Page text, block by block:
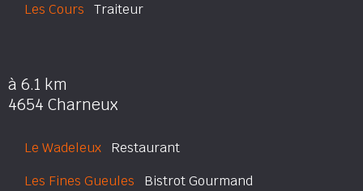
Les Cours Traiteur
à 6.1 km
4654 Charneux
Le Wadeleux Restaurant
Les Fines Gueules Bistrot Gourmand